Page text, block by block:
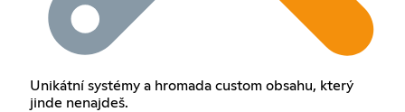
Unikátní systémy a hromada custom obsahu, který
jinde nenajdeš.